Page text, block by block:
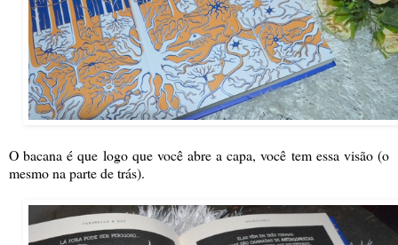
O bacana é que logo que você abre a capa, você tem essa visão (o
mesmo na parte de trás).